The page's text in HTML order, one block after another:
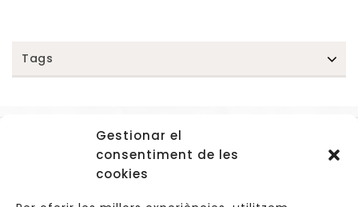
Gestionar el
consentiment de les
cookies
Tags